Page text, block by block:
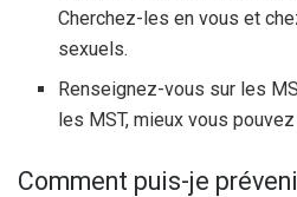
Cherchez-les en vous et
sexuels.
Renseignez-vous sur les
les MST, mieux vous
Comment puis-je